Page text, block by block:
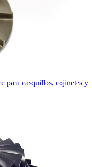
para casquillos, cojinetes y